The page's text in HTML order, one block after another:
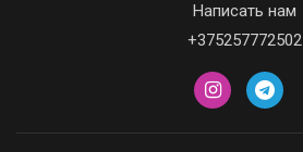
Написать нам
+375257772502